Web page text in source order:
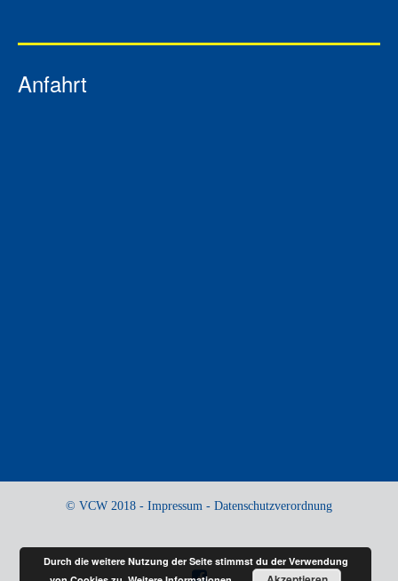
Anfahrt
© VCW 2018 - Impressum - Datenschutzverordnung
Durch die weitere Nutzung der Seite stimmst du der Verwendung